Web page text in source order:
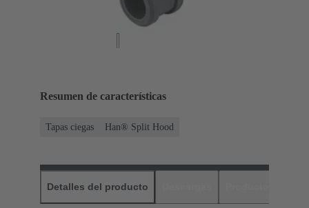
Resumen de características
Tapas ciegas Han® Split Hood
Detalles del producto